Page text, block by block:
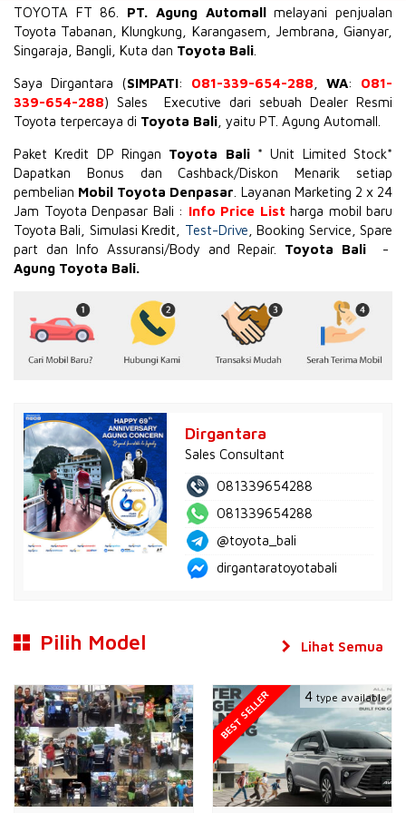
TOYOTA FT 86 PT. Agung Automallmelayani penjualan
Toyota Tabanan, Klungkung, Karangasem, Jembrana, Gianyar,
Singaraja, Bangli, Kuta dan Toyota Bali
Saya Dirgantara (SIMPATI: 081-339-654-288 WA: 081-
339-654-288) Sales Executive dari sebuah Dealer Resmi
Toyota terpercaya di Toyota Bali , yaitu PT. Agung Automall.
Paket Kredit DP Ringan Toyota Bali * Unit Limited Stock*
Dapatkan Bonus dan Cashback/Diskon Menarik setiap
pembelian Mobil Toyota Denpasar . Layanan Marketing 2 x 24
Jam Toyota Denpasar Bali : Info Price List harga mobil baru
Toyota Bali, Simulasi Kredit, Test-Drive , Booking Service, Spare
part dan Info Assuransi/Body and Repair. Toyota Bali -
Agung Toyota Bali.
Dirgantara
Sales Consultant
081339654288
081339654288
@toyota_bali
dirgantaratoyotabali
Pilih Model
BEST SELLER 4 type available
Lihat Semua